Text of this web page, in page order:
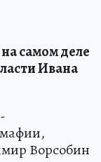
самом деле
Ивана
Ворсобин